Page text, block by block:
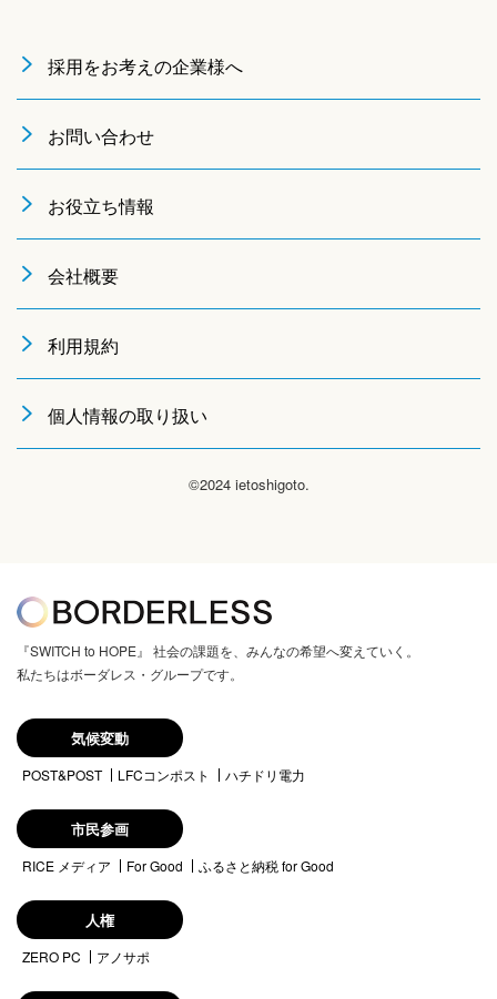
採用をお考えの企業様へ
お問い合わせ
お役立ち情報
会社概要
利用規約
個人情報の取り扱い
©2024 ietoshigoto.
『SWITCH to HOPE』 社会の課題を、みんなの希望へ変えていく。
私たちはボーダレス・グループです。
気候変動
POST&POST LFCコンポスト ハチドリ電力
市民参画
RICE メディア For Good ふるさと納税 for Good
人権
ZERO PC アノサポ